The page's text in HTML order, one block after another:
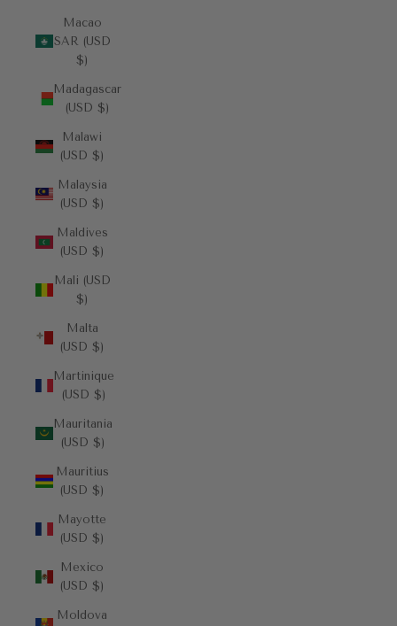
Macao
SAR (USD
$)
Madagascar
(USD $)
Malawi
(USD $)
Malaysia
(USD $)
Maldives
(USD $)
Mali (USD
$)
Malta
(USD $)
Martinique
(USD $)
Mauritania
(USD $)
Mauritius
(USD $)
Mayotte
(USD $)
Mexico
(USD $)
Moldova